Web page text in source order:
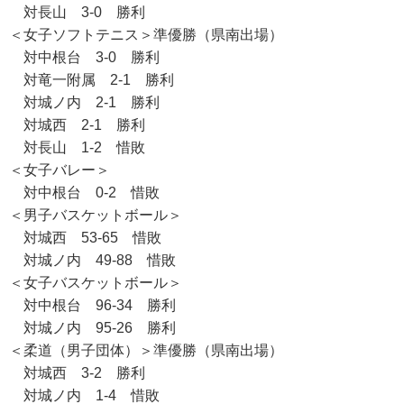
対長山 3-0 勝利
＜女子ソフトテニス＞準優勝（県南出場）
対中根台 3-0 勝利
対竜一附属 2-1 勝利
対城ノ内 2-1 勝利
対城西 2-1 勝利
対長山 1-2 惜敗
＜女子バレー＞
対中根台 0-2 惜敗
＜男子バスケットボール＞
対城西 53-65 惜敗
対城ノ内 49-88 惜敗
＜女子バスケットボール＞
対中根台 96-34 勝利
対城ノ内 95-26 勝利
＜柔道（男子団体）＞準優勝（県南出場）
対城西 3-2 勝利
対城ノ内 1-4 惜敗